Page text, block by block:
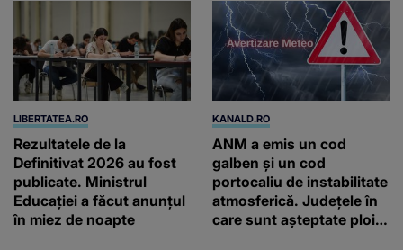
LIBERTATEA.RO
Rezultatele de la
Definitivat 2026 au fost
publicate. Ministrul
Educației a făcut anunțul
în miez de noapte
KANALD.RO
ANM a emis un cod
galben și un cod
portocaliu de instabilitate
atmosferică. Județele în
care sunt așteptate ploi